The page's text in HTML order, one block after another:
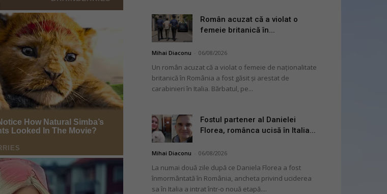
Român acuzat că a violat o
femeie britanică în...
Mihai Diaconu 06/08/2026
Un român acuzat că a violat o femeie de naționalitate
britanică în România a fost găsit și arestat de
carabinieri în Italia. Bărbatul, pe...
Fostul partener al Danielei
Florea, românca ucisă în Italia...
Mihai Diaconu 06/08/2026
La numai două zile după ce Daniela Florea a fost
înmormântată în România, ancheta privind uciderea
sa în Italia a intrat într-o nouă etapă....